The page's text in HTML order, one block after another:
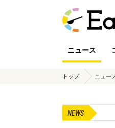
ニュース
トップ ニュー
NEWS